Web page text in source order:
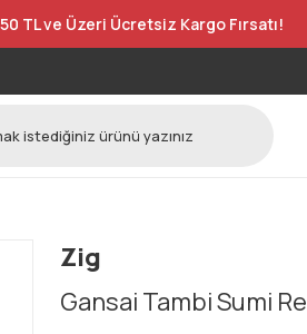
TL ve Üzeri Ücretsiz Kargo Fırsatı!
Zig
Gansai Tambi Sumi